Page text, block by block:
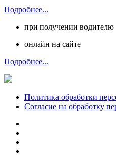
Подробнее...
при получении водителю
онлайн на сайте
Подробнее...
Политика обработки
Согласие на обработку